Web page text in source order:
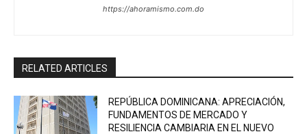
https://ahoramismo.com.do
RELATED ARTICLES
REPÚBLICA DOMINICANA: APRECIACIÓN,
FUNDAMENTOS DE MERCADO Y
RESILIENCIA CAMBIARIA EN EL NUEVO